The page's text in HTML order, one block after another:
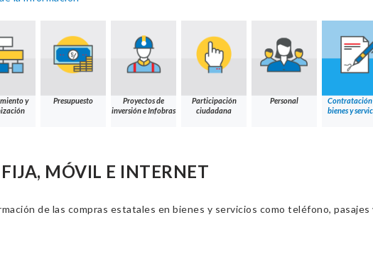
y
Presupuesto
Proyectos de
inversión e Infobras
Participación
ciudadana
Personal
Contratación
bienes y
MÓVIL E INTERNET
de las compras estatales en bienes y servicios como teléfono,